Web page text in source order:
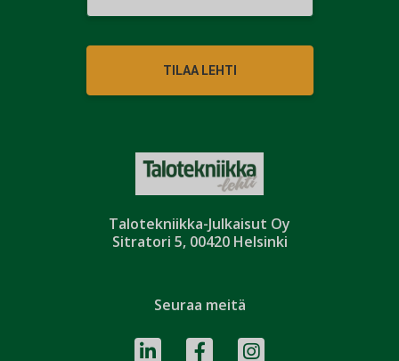
Talotekniikka-Julkaisut Oy
Sitratori 5, 00420 Helsinki
TILAA LEHTI
Seuraa meitä